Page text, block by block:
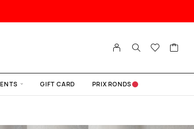
GIFT CARD PRIX RONDS